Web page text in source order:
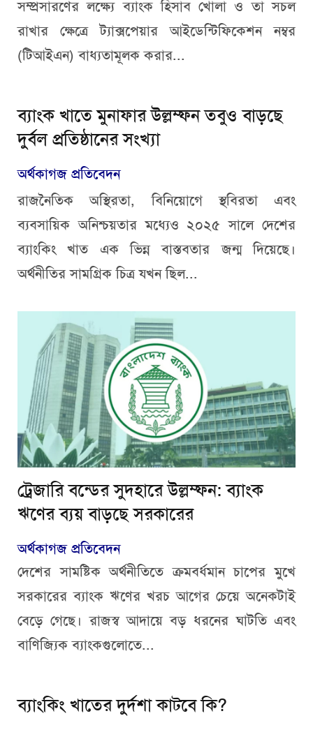
সম্প্রসারণের লক্ষ্যে ব্যাংক হিসাব খোলা ও তা সচল
রাখার ক্ষেত্রে ট্যাক্সপেয়ার আইডেন্টিফিকেশন নম্বর
(টিআইএন) বাধ্যতামূলক করার...
ব্যাংক খাতে মুনাফার উল্লম্ফন তবুও বাড়ছে
দুর্বল প্রতিষ্ঠানের সংখ্যা
অর্থকাগজ প্রতিবেদন
রাজনৈতিক অস্থিরতা, বিনিয়োগে স্থবিরতা এবং
ব্যবসায়িক অনিশ্চয়তার মধ্যেও ২০২৫ সালে দেশের
ব্যাংকিং খাত এক ভিন্ন বাস্তবতার জন্ম দিয়েছে।
অর্থনীতির সামগ্রিক চিত্র যখন ছিল...
ট্রেজারি বন্ডের সুদহারে উল্লম্ফন: ব্যাংক
ঋণের ব্যয় বাড়ছে সরকারের
অর্থকাগজ প্রতিবেদন
দেশের সামষ্টিক অর্থনীতিতে ক্রমবর্ধমান চাপের মুখে
সরকারের ব্যাংক ঋণের খরচ আগের চেয়ে অনেকটাই
বেড়ে গেছে। রাজস্ব আদায়ে বড় ধরনের ঘাটতি এবং
বাণিজ্যিক ব্যাংকগুলোতে...
ব্যাংকিং খাতের দুর্দশা কাটবে কি?